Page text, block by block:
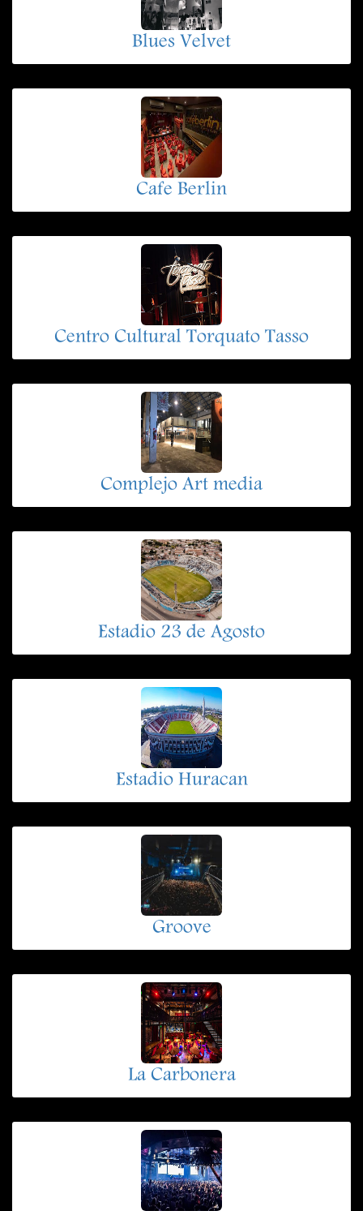
Blues Velvet
Cafe Berlin
Centro Cultural Torquato Tasso
Complejo Art media
Estadio 23 de Agosto
Estadio Huracan
Groove
La Carbonera